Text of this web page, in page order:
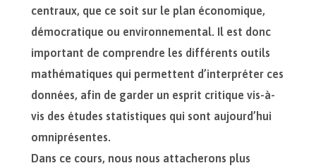
centraux, que ce soit sur le plan économique,
démocratique ou environnemental. Il est donc
important de comprendre les différents outils
mathématiques qui permettent d’interpréter ces
données, afin de garder un esprit critique vis-à-
vis des études statistiques qui sont aujourd’hui
omniprésentes.
Dans ce cours, nous nous attacherons plus